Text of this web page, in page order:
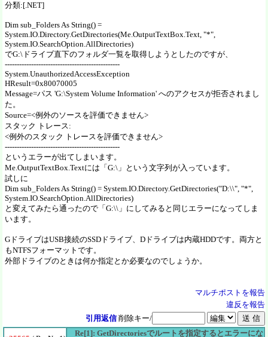
分類:[.NET]
Dim sub_Folders As String() =
System.IO.Directory.GetDirectories(Me.OutputTextBox.Text, "*",
System.IO.SearchOption.AllDirectories)
でG:\ドライブ直下のフォルダ一覧を取得しようとしたのですが、
------------------------------------------------
System.UnauthorizedAccessException
HResult=0x80070005
Message=パス 'G:\System Volume Information' へのアクセスが拒否されまし
た。
Source=<例外のソースを評価できません>
スタック トレース:
<例外のスタック トレースを評価できません>
------------------------------------------------
というエラーが出てしまいます。
Me.OutputTextBox.Textには「G:\」という文字列が入っています。
試しに
Dim sub_Folders As String() = System.IO.Directory.GetDirectories("D:\\", "*",
System.IO.SearchOption.AllDirectories)
と変えてみたら通ったので「G:\\」にしてみると同じエラーになってしま
います。
GドライブはUSB接続のSSDドライブ、Dドライブは内蔵HDDです。両方と
もNTFSフォーマットです。
外部ドライブのときは何か指定とか必要なのでしょうか。
マルチポストを報告
違反を報告
引用返信 削除キー/
Re[1]: GetDirectoriesでルートを指定するとエラーにな